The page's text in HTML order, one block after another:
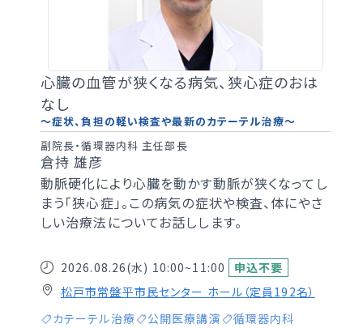
心臓の血管が狭くなる病気、狭心症のおは
なし
～症状、負担の軽い検査や最新のカテーテル治療～
副院長・循環器内科 主任部長
倉持 雄彦
動脈硬化により心臓を動かす動脈が狭くなってし
まう「狭心症」。この病気の症状や検査、体にやさ
しい治療法についてお話しします。
2026.08.26(水) 10:00~11:00
申込不要
松戸市常盤平市民センター ホール（定員192名）
カテーテル治療
公開医療講演
循環器内科